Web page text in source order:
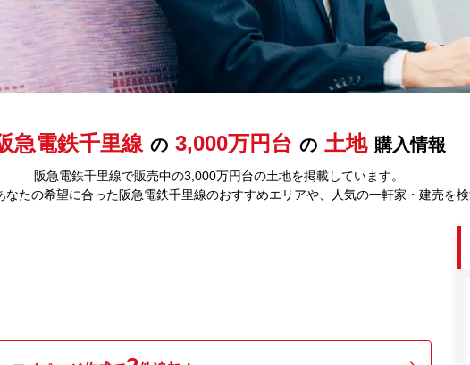
急電鉄千里線 の 3,000万円台 の 土地 購入情報
阪急電鉄千里線で販売中の3,000万円台の土地を掲載しています。
なたの希望に合った阪急電鉄千里線のおすすめエリアや、人気の一軒家・建売を検